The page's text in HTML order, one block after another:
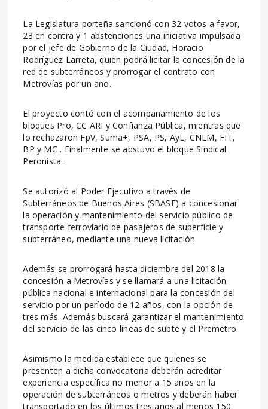
La Legislatura porteña sancionó con 32 votos a favor,
23 en contra y 1 abstenciones una iniciativa impulsada
por el jefe de Gobierno de la Ciudad, Horacio
Rodríguez Larreta, quien podrá licitar la concesión de la
red de subterráneos y prorrogar el contrato con
Metrovías por un año.
El proyecto contó con el acompañamiento de los
bloques Pro, CC ARI y Confianza Pública, mientras que
lo rechazaron FpV, Suma+, PSA, PS, AyL, CNLM, FIT,
BP y MC . Finalmente se abstuvo el bloque Sindical
Peronista .
Se autorizó al Poder Ejecutivo a través de
Subterráneos de Buenos Aires (SBASE) a concesionar
la operación y mantenimiento del servicio público de
transporte ferroviario de pasajeros de superficie y
subterráneo, mediante una nueva licitación.
Además se prorrogará hasta diciembre del 2018 la
concesión a Metrovías y se llamará a una licitación
pública nacional e internacional para la concesión del
servicio por un período de 12 años, con la opción de
tres más. Además buscará garantizar el mantenimiento
del servicio de las cinco líneas de subte y el Premetro.
Asimismo la medida establece que quienes se
presenten a dicha convocatoria deberán acreditar
experiencia específica no menor a 15 años en la
operación de subterráneos o metros y deberán haber
transportado en los últimos tres años al menos 150